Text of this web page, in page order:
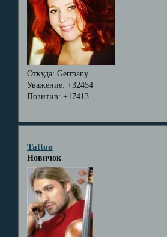
Откуда: Germany
Уважение: +32454
Позитив: +17413
Tattoo
Новичок